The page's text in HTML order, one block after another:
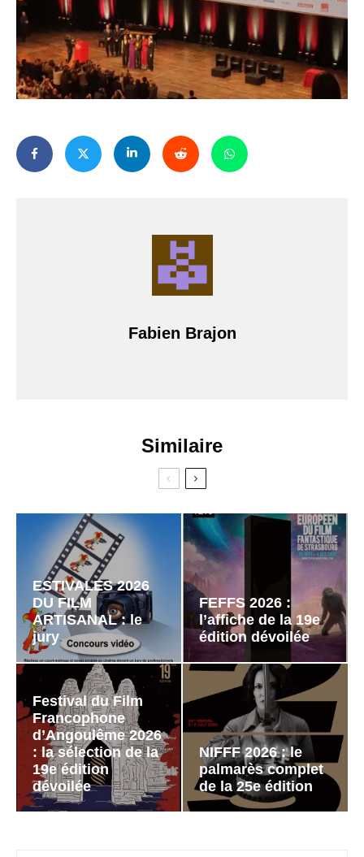
Fabien Brajon
Similaire
ESTIVALES 2026
DU FILM
ARTISANAL : le
jury
FEFFS 2026 :
l’affiche de la 19e
édition dévoilée
Festival du Film
Francophone
d’Angoulême 2026
: la sélection de la
19e édition
dévoilée
NIFFF 2026 : le
palmarès complet
de la 25e édition